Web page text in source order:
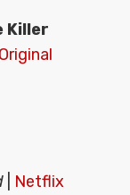
Killer
Netflix